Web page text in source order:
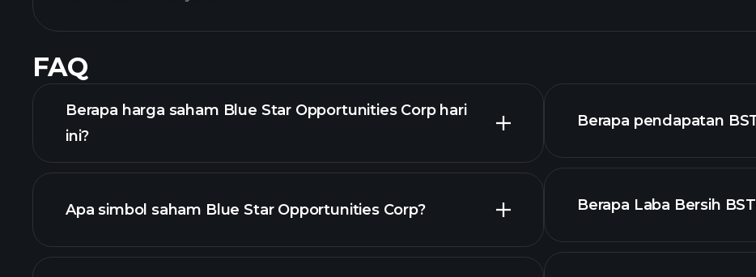
FAQ
Berapa harga saham Blue Star Opportunities Corp hari
ini?
chart lanjutan
Apa simbol saham Blue Star Opportunities Corp?
Berapa pendapatan
Berapa Laba Bersih